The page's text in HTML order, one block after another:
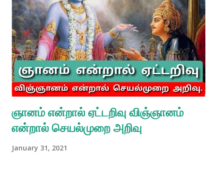
ஞானம் என்றால் ஏட்டறிவு விஞ்ஞானம்
என்றால் செயல்முறை அறிவு
January 31, 2021